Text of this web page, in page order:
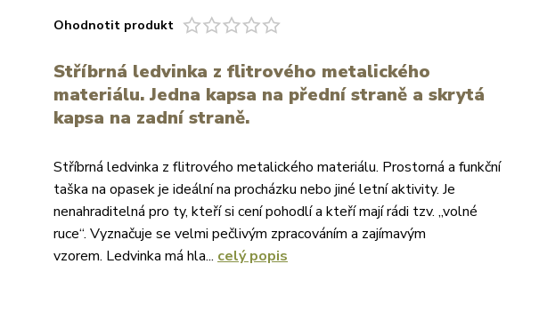
Ohodnotit produkt
Stříbrná ledvinka z flitrového metalického
materiálu. Jedna kapsa na přední straně a skrytá
kapsa na zadní straně.
Stříbrná ledvinka z flitrového metalického materiálu. Prostorná a funkční
taška na opasek je ideální na procházku nebo jiné letní aktivity. Je
nenahraditelná pro ty, kteří si cení pohodlí a kteří mají rádi tzv. „volné
ruce“. Vyznačuje se velmi pečlivým zpracováním a zajímavým
vzorem. Ledvinka má hla... celý popis